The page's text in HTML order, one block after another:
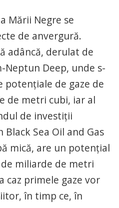
Mării Negre se
de anvergură.
adâncă, derulat de
Neptun Deep, unde s-
potenţiale de gaze de
de metri cubi, iar al
de investiţii
Sea Oil and Gas
mică, are un potenţial
miliarde de metri
caz primele gaze vor
în timp ce, în